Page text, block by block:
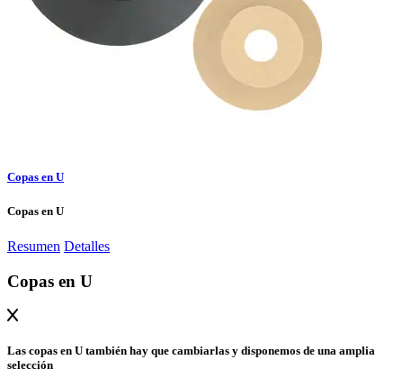
Copas en U
Copas en U
Resumen Detalles
Copas en U
Las copas en U también hay que cambiarlas y disponemos de una amplia
selección